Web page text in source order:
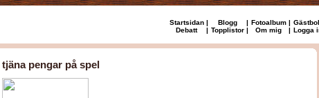
Startsidan | Blogg | Fotoalbum |
Debatt
| Topplistor | Om mig | Logga
tjäna pengar på spel